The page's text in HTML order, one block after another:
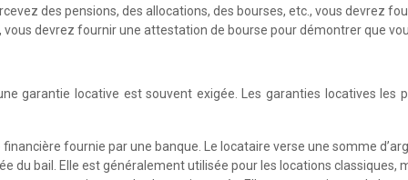
des pensions, des allocations, des bourses, etc., vous devrez
devrez fournir une attestation de bourse pour démontrer que
garantie locative est souvent exigée. Les garanties locatives les
fournie par une banque. Le locataire verse une somme
du bail. Elle est généralement utilisée pour les locations classiques,